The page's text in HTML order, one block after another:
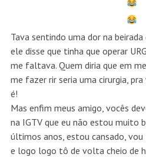
Tava sentindo uma dor na beirada
ele disse que tinha que operar
me faltava. Quem diria que em
me fazer rir seria uma cirurgia,
é!
Mas enfim meus amigo, vocês
na IGTV que eu não estou muito
últimos anos, estou cansado,
e logo logo tô de volta cheio de